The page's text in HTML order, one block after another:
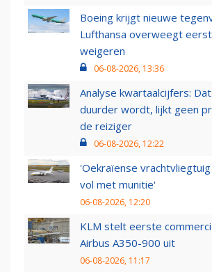
Boeing krijgt nieuwe
Lufthansa overweegt
weigeren
06-08-2026, 13:36
Analyse kwartaalcijfers:
duurder wordt, lijkt geen
de reiziger
06-08-2026, 12:22
'Oekraïense
vol met munitie'
06-08-2026, 12:20
KLM stelt eerste
Airbus A350-900 uit
06-08-2026, 11:17